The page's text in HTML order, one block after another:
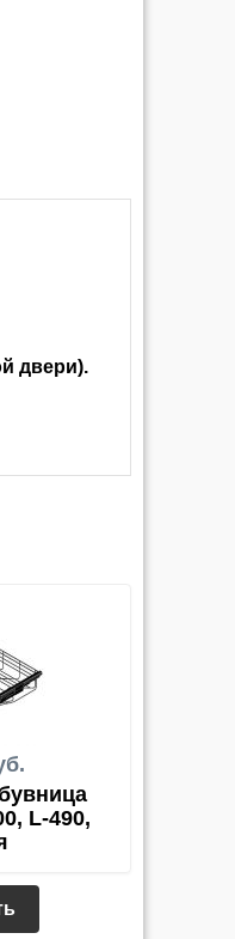
двери).
L-490,